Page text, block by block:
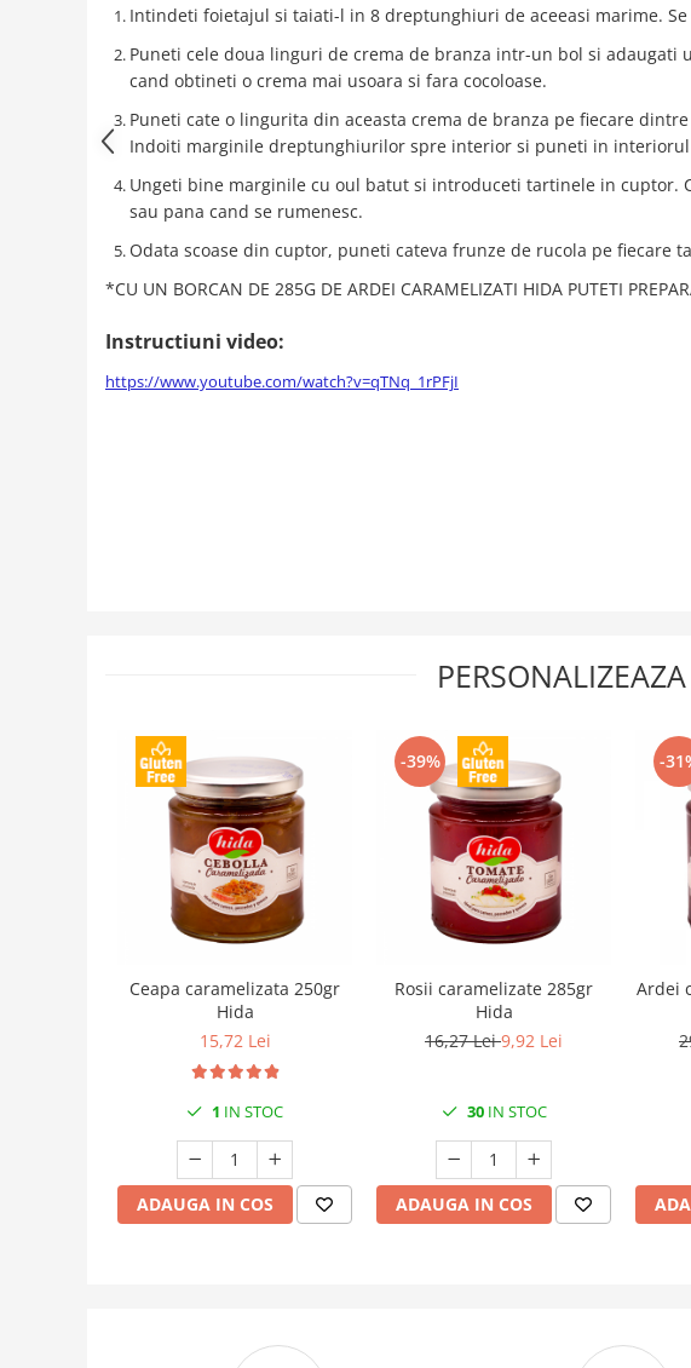
Intindeti foietajul si taiati-l in 8 dreptunghiuri de aceeasi marime.
Puneti cele doua linguri de crema de branza intr-un bol si adaugati
cand obtineti o crema mai usoara si fara cocoloase.
Puneti cate o lingurita din aceasta crema de branza pe fiecare
Indoiti marginile dreptunghiurilor spre interior si puneti in
Ungeti bine marginile cu oul batut si introduceti tartinele in cuptor.
sau pana cand se rumenesc.
Odata scoase din cuptor, puneti cateva frunze de rucola pe fiecare
*CU UN BORCAN DE 285G DE ARDEI CARAMELIZATI HIDA PUTETI
Instructiuni video:
https://www.youtube.com/watch?v=qTNq_1rPFjI
Ceapa caramelizata 250gr
Hida
15,72 Lei
1 IN STOC
ADAUGA IN COS
-39%
Rosii caramelizate 285gr
Hida
16,27 Lei9,92 Lei
30IN STOC
ADAUGA IN COS
-
Ardei